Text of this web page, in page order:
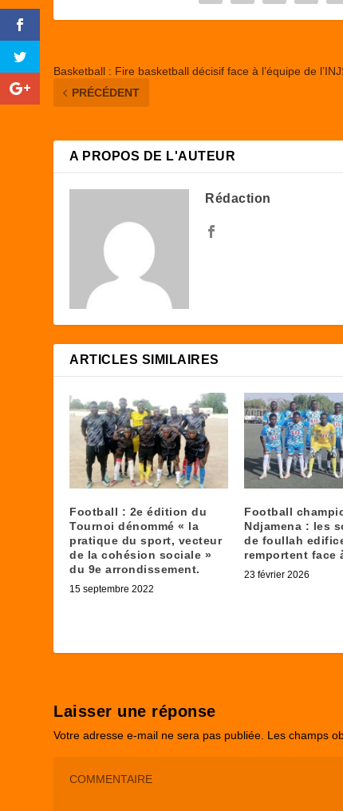
Basketball : Fire basketball décisif face à l’équipe de
PRÉCÉDENT
A PROPOS DE L'AUTEUR
Rédaction
ARTICLES SIMILAIRES
Football : 2e édition du
Tournoi dénommé « la
pratique du sport, vecteur
de la cohésion sociale »
du 9e arrondissement.
15 septembre 2022
Football
Ndjamena : les
de foullah
remportent face
23 février 2026
Laisser une réponse
Votre adresse e-mail ne sera pas publiée. Les champs